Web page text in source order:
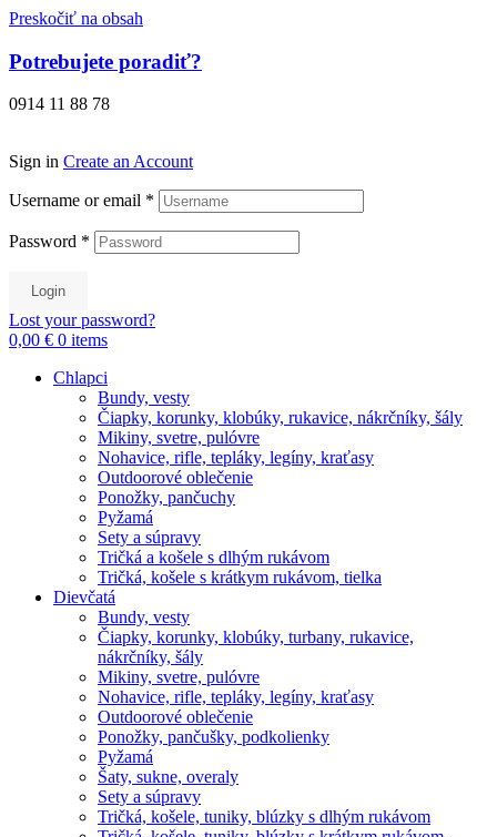
Preskočiť na obsah
Potrebujete poradiť?
0914 11 88 78
Sign in Create an Account
Username or email *
Password *
Login
Lost your password?
0,00 € 0 items
Chlapci
Bundy, vesty
Čiapky, korunky, klobúky, rukavice, nákrčníky, šály
Mikiny, svetre, pulóvre
Nohavice, rifle, tepláky, legíny, kraťasy
Outdoorové oblečenie
Ponožky, pančuchy
Pyžamá
Sety a súpravy
Tričká a košele s dlhým rukávom
Tričká, košele s krátkym rukávom, tielka
Dievčatá
Bundy, vesty
Čiapky, korunky, klobúky, turbany, rukavice,
nákrčníky, šály
Mikiny, svetre, pulóvre
Nohavice, rifle, tepláky, legíny, kraťasy
Outdoorové oblečenie
Ponožky, pančušky, podkolienky
Pyžamá
Šaty, sukne, overaly
Sety a súpravy
Tričká, košele, tuniky, blúzky s dlhým rukávom